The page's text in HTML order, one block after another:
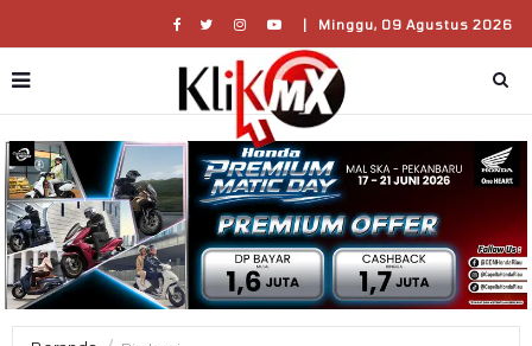
| Minggu, 09 Agustus 2026